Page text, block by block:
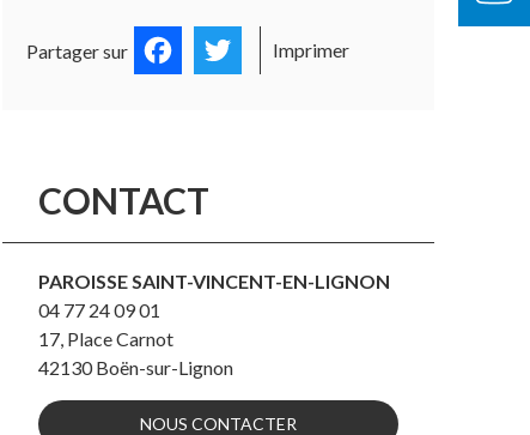
Partager sur FacebookTwitter
Imprimer
CONTACT
PAROISSE SAINT-VINCENT-EN-LIGNON
04 77 24 09 01
17, Place Carnot
42130 Boën-sur-Lignon
NOUS CONTACTER